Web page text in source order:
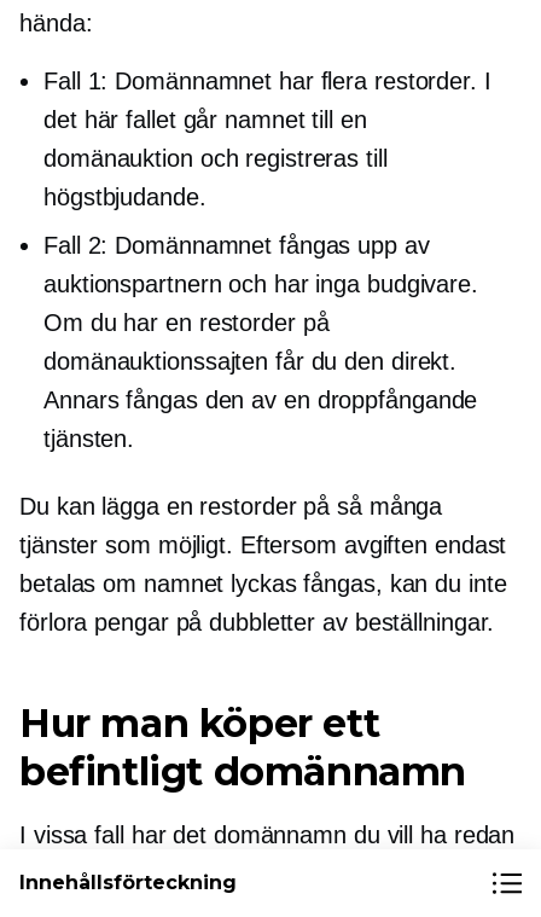
hända:
Fall 1: Domännamnet har flera restorder. I
det här fallet går namnet till en
domänauktion och registreras till
högstbjudande.
Fall 2: Domännamnet fångas upp av
auktionspartnern och har inga budgivare.
Om du har en restorder på
domänauktionssajten får du den direkt.
Annars fångas den av en droppfångande
tjänsten.
Du kan lägga en restorder på så många
tjänster som möjligt. Eftersom avgiften endast
betalas om namnet lyckas fångas, kan du inte
förlora pengar på dubbletter av beställningar.
Hur man köper ett
befintligt domännamn
I vissa fall har det domännamn du vill ha redan
registrerats av någon annan.
Innehållsförteckning